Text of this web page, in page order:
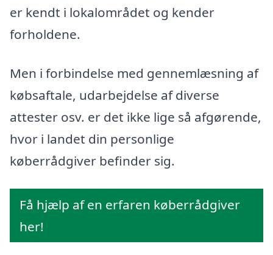
er kendt i lokalområdet og kender
forholdene.
Men i forbindelse med gennemlæsning af
købsaftale, udarbejdelse af diverse
attester osv. er det ikke lige så afgørende,
hvor i landet din personlige
køberrådgiver befinder sig.
Få hjælp af en erfaren køberrådgiver
her!